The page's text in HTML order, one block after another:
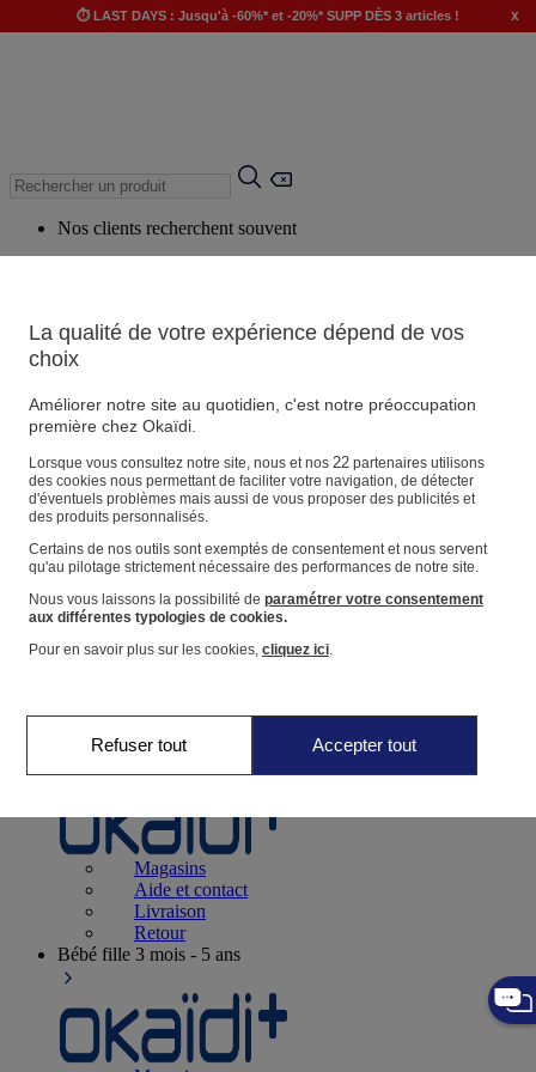
⏱️ LAST DAYS : Jusqu'à -60%* et -20%* SUPP DÈS 3 articles ! x
Nos clients recherchent souvent
Produits suggérés
Voir tous les produits
Magasin
Vos informations personnelles
Suivre une commande
Panier
Favoris
Naissance0-12 mois
Magasins
Aide et contact
Livraison
Retour
Bébé fille 3 mois - 5 ans
La qualité de votre expérience dépend de vos
choix
Améliorer notre site au quotidien, c'est notre préoccupation
première chez Okaïdi.
Lorsque vous consultez notre site, nous et nos 22partenaires utilisons
des cookies nous permettant de faciliter votre navigation, de détecter
d'éventuels problèmes mais aussi de vous proposer des publicités et
des produits personnalisés.
Certains de nos outils sont exemptés de consentement et nous servent
qu'au pilotage strictement nécessaire des performances de notre site.
Nous vous laissons la possibilité de paramétrer votre consentement
aux différentes typologies de cookies.
Pour en savoir plus sur les cookies, cliquez ici.
Refuser tout Accepter tout